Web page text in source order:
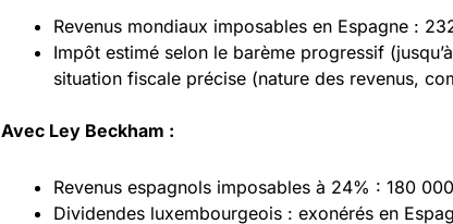
Revenus mondiaux imposables en Espagne :
Impôt estimé selon le barème progressif
situation fiscale précise (nature des revenus,
Avec Ley Beckham :
Revenus espagnols imposables à 24% : 180
Dividendes luxembourgeois : exonérés en